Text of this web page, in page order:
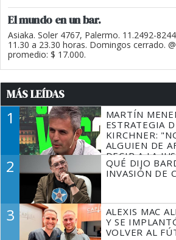
El mundo en un bar.
Asiaka. Soler 4767, Palermo. 11.2492-
11.30 a 23.30 horas. Domingos cerrado.
promedio: $ 17.000.
MÁS LEÍDAS
1
MARTÍN
ESTRATEGIA
KIRCHNER:
ALGUIEN DE
DECIR A LA
TIENE QUE
2
QUÉ DIJO
INVASIÓN DE
3
ALEXIS MAC
Y SE
VOLVER AL